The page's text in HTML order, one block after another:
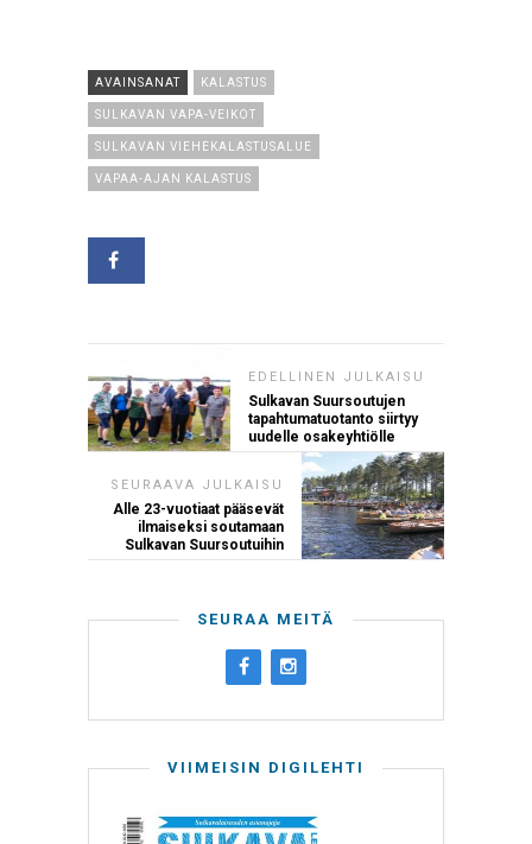
AVAINSANAT KALASTUS
SULKAVAN VAPA-VEIKOT
SULKAVAN VIEHEKALASTUSALUE
VAPAA-AJAN KALASTUS
EDELLINEN JULKAISU
Sulkavan Suursoutujen
tapahtumatuotanto siirtyy
uudelle osakeyhtiölle
SEURAAVA JULKAISU
Alle 23-vuotiaat pääsevät
ilmaiseksi soutamaan
Sulkavan Suursoutuihin
SEURAA MEITÄ
VIIMEISIN DIGILEHTI